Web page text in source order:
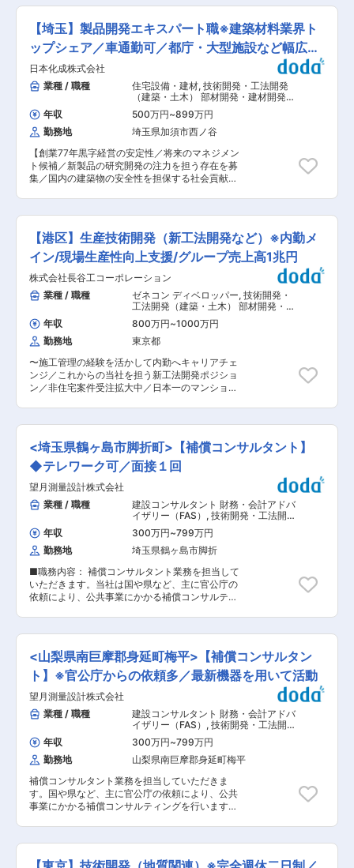
プラント工法」、またその工法を可能にする圧入
機「サイレントパイラー」などが競争力の企業で
す。 もともとは振動／騒音問題の根本解決を目的
としたサイレントパイラーの実用化を皮切りに、
仮設工事を必要としないGRBシステムの開発、基
礎構造物をワンステップで施工するフーチングレ
ス工法の提案、新しい都市づくりを提案するバー
ティカルデベロップメントへの着手など、常に当
社独自の技術開発によって「工法革命」を推進し
ています。現在、無公害建設機械のトップクラス
のメーカーとして、国内及び海外に積極的に事業
を展開中です。高知本社の他、国内に10事業所、
海外に9事業所があります。 変更の範囲：会社の
を想定しておりますが、陸域分野の各種調査への
参加もあります。 得たデータを元に、整理・解
析・報告書作成を行い、環境影響を評価、顧客の
課題解決に向けた提案を行います。 調査は基本的
に1名で実施し、案件全体はチームで進行しま
す。現場調査からスタートし、分析や環境評価は
先輩がサポートしながら習得いただきます。 ◆魅
力ポイント （1）広大な自然に触れられる 北海道
は一次産業が主体で、その基盤は自然環境の上に
成り立っています。 調査を通じて生物学的・物理
的・化学的な視点から環境の現状を把握し、課題
解決の糸口を見出していきます。 （2）資格の取
得をサポート 技術士、RCCM、測量士のほか、環
境アセスメント士、ビオトープ管理士、生物分類
技能検定（2級以上）などが有用資格になりま
す。 研修・講習の費用は助成制度があります。取
休暇の取得を推奨しており、社員各自が年間の休
暇取得計画を立て実行しています。 ◆入社後の流
れ 入社から半年程は当社の業務管理体制、安全管
理体制、基幹システムに慣れてもらう期間になり
ます。 次に上司の補助の上業務担当者となり、進
捗管理、外部委託管理、現場監督、報告書作成な
ど業務遂行の一連の流れを経験します。 2年目以
降は主担当となることを想定しており、営業活動
や管理者に求められる資格の取得など行動の幅が
広がります。 5〜6年後には管理者クラスとな
り、自チームの安全管理体制や調査機材・資材・
車両等の調達などの裁量権をもつことになりま
す。 ◆職場環境 フラットな組織文化で、若手で
みたい」を形にすべく全社でサポートします。 成
長をサポートする能力開発支援制度やメンター制
の社員で構成されております。 ◆出張イメージ
業務に応じ道内各地に出張に行きます。 内容によ
って期間は変動します。 変更の範囲：会社の定め
る業務
【埼玉】製品開発エキスパート職※建築材料業界ト
ップシェア／車通勤可／都庁・大型施設など幅広い
場所で使
日本化成株式会社
業種 / 職種
住宅設備・建材, 技術開発・工法開発
（建築・土木） 部材開発・建材開発
（建築・土木）
年収 500万円~899万円
勤務地
埼玉県加須市西ノ谷
【創業77年黒字経営の安定性／将来のマネジメン
ト候補／新製品の研究開発の注力を担う存在を募
集／国内の建築物の安全性を担保する社会貢献性
術開発業務をお任せいしたいと考えております。
■業務詳細： ・開発・改良製品の検討・試作 ・
各種製品の特性評価と評価レポートの作成 ・上記
に係る付帯業務 ・若年社員の指導、育成、技術継
承 ＼魅力ポイント／ ◎上記商材は、人々が安全に
過ごすために過ごすに必要不可欠な商材です。◎
業界内でも長年、トップシェアを誇っており、大
型災害などの際にも崩れなかった実績があり、業
界内でも高い評価を得ることができております。
◎設備投資にも力をいれており、作業場も冷暖房
が完備されている為、快適な環境で研究開発に打
ち込むことができます。 ◎官公庁・アミューズメ
ント施設・公共施設など幅広い場所で利用実績あ
り ＼働き方／ 残業時間は月10時間程となってお
り、車通勤も可能の為、ワークライフバランスを
整えることが可能です。 ＼取扱製品／ ・左官工
名…NSタイルセメント） ・内外装仕上材料（代
表製品名…デコリエ、NSアートパレ）、リフォー
ム／リニューアル工事材料（代表製品名…NSドカ
モル、NSカチオンワン） ・土木工事材料（代表
製品名…NSボンドセメント）、防水工事材料（代
表製品名…ゼット・テン） ＼同社について／ 日本
化成は1948年創業以来、77年間にわたり積み重
ねてきた技術力と開発力で業界を牽引してまいり
ました。 NSハイフレックスを代表とする左官工
事材料を中心に、タイル工事材料、改修工事材
料、そして防水材料と開発・製造分野を広げてき
ました。最新鋭の研究施設で、人々の安全・安心
な暮らしを支える高品質の製品を開発し、関東、
支社を営業拠点として、日本全国に製品を供給し
ています。 変更の範囲：会社の定める業務
【港区】生産技術開発（新工法開発など）※内勤メ
イン/現場生産性向上支援/グループ売上高1兆円
株式会社長谷工コーポレーション
業種 / 職種
ゼネコン ディベロッパー, 技術開発・
工法開発（建築・土木） 部材開発・建
材開発（建築・土木）
年収 800万円~1000万円
勤務地
東京都
〜施工管理の経験を活かして内勤へキャリアチェ
ンジ／これからの当社を担う新工法開発ポジショ
ン／非住宅案件受注拡大中／日本一のマンション
を中心に事業を展開してきました。また、近年で
はマンション以外にも、データセンターや超高層
タワー、ビル、ホテル等のS造一般物件(非住宅)に
ついても受注を拡げております。今後の更なる飛
躍のため、現場業務の生産性、施工品質の向上を
進めており、そのようなご経験・ご興味のある新
しい仲間を募集いたします。 ■業務内容： ・マ
ンション建設を中心とした新工法・新部材の企
画・検討（PCa活用をはじめ、躯体のどの部位に
適用するかといった技術的検討を行っています）
・建設現場の生産性向上、省力化を目的とした施
工方法の検討・開発（ユニットバス施工の省力化
に向けた新たな施工手法の開発といった、内外装
のユニット化に関する検討を行っています） ・技
術研究所と連携し、現場ニーズを起点とした企画
立案から研究・検証までを推進 ■魅力： 離職率
境です。No.1企業だからこそ豊富な経験が積めま
す。 各種資格取得の奨励等、社員のスキルアップ
をバックアップする体制を整えています。 ■企業
魅力： 当社はマンションに特化した建設事業で、
これまでに累計施工戸数70万戸という実績を積ん
できました。その施工実績を基に概算建築コスト
を算出するシステムを構築し運用しております
が、脱炭素への対応や受注物件の多様化など、当
社を取り巻く環境は日々変化しており、システム
を常に最新化させより高精度なものへと昇華させ
ることを目的に、各部門（新設含む）において採
用活動を実施しております。 変更の範囲：会社の
定める業務
<埼玉県鶴ヶ島市脚折町>【補償コンサルタント】
◆テレワーク可／面接１回
望月測量設計株式会社
業種 / 職種
建設コンサルタント 財務・会計アドバ
イザリー（FAS） , 技術開発・工法開発
（建築・土木） 構造解析・耐震診断
（建築・土木）
年収 300万円~799万円
勤務地
埼玉県鶴ヶ島市脚折
■職務内容： 補償コンサルタント業務を担当して
いただきます。当社は国や県など、主に官公庁の
依頼により、公共事業にかかる補償コンサルティ
査・記録し、調査結果を参考に図面を作成（建物
など）します。 ・図面と共に、建物の価値や移転
にかかる費用などを積算し、報告書にまとめま
す。 ・東京、神奈川、埼玉、群馬、長野といった
西関東からの受注案件がございます。 ■業務の特
徴： 最新の機器（ドローン、3Dスキャナ測定器
など）を使用する業務になりますので、ゆくゆく
はコンサルタントとして、ICTの知識が求められ
る可能性がございます。そのため、好奇心と向上
心を持ち合わせ、且つ最新の知識を習得していき
たいという気概のある方を求めております。 ■当
社の特徴・魅力： ・社員の成長を促すための資格
取得支援だけでなく、早期に案件を任せるなど、
未経験者・経験者に関係なく、成長できるフィー
ルドを用意しております。また、頑張る社員に対
し、会社の利益をしっかりと還元しております。
給される社員もいますので、成長、報酬ともに手
<山梨県南巨摩郡身延町梅平>【補償コンサルタン
ト】※官公庁からの依頼多／最新機器を用いて活動
望月測量設計株式会社
業種 / 職種
建設コンサルタント 財務・会計アドバ
イザリー（FAS） , 技術開発・工法開発
（建築・土木） 構造解析・耐震診断
（建築・土木）
年収 300万円~799万円
勤務地
山梨県南巨摩郡身延町梅平
補償コンサルタント業務を担当していただきま
す。国や県など、主に官公庁の依頼により、公共
事業にかかる補償コンサルティングを行います。
果を参考に図面を作成（建物など）します。図面
と共に、建物の価値や移転にかかる費用などを積